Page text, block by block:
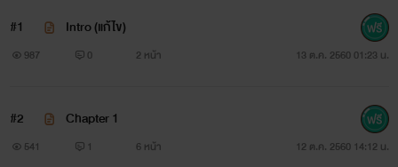
#1 Intro (แก้ไข)
987 0 2 หน้า 13 ต.ค. 2560 01:23 น.
#2 Chapter 1
541 1 6 หน้า 12 ต.ค. 2560 14:12 น.